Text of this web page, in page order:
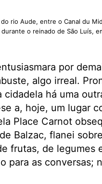
rio Aude, entre o Canal du
durante o reinado de São Luís,
por
algo irreal.
há uma
a, hoje, um lugar
Place Carnot
Balzac, flanei
frutas, de legumes
para as conversas;